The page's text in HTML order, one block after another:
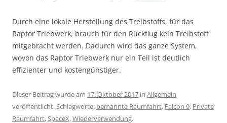
Durch eine lokale Herstellung des Treibstoffs, für das
Raptor Triebwerk, brauch für den Rückflug kein Treibstoff
mitgebracht werden. Dadurch wird das ganze System,
wovon das Raptor Triebwerk nur ein Teil ist deutlich
effizienter und kostengünstiger.
Dieser Beitrag wurde am 17. Oktober 2017 in Allgemein
veröffentlicht. Schlagworte: bemannte Raumfahrt, Falcon 9, Private
Raumfahrt,SpaceX,Wiederverwendung.